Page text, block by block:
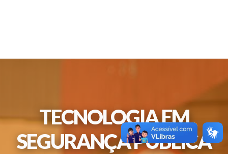
TECNOLOGIA EM
SEGURANÇA PÚBLICA